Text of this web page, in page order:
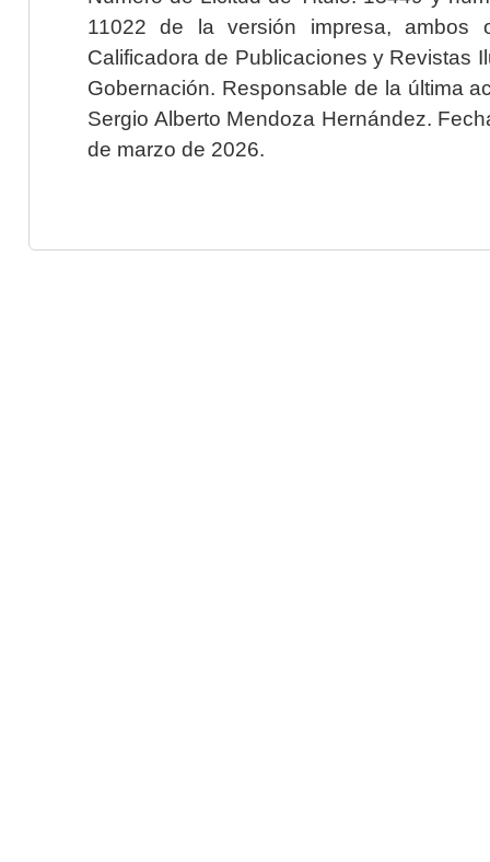
11022 de la versión impresa, ambos
Calificadora de Publicaciones y Revistas
Gobernación. Responsable de la última
Sergio Alberto Mendoza Hernández.
de marzo de 2026.